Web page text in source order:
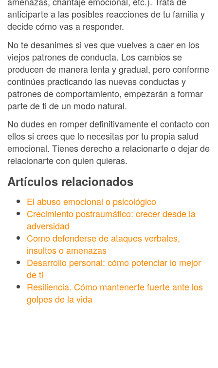
anticiparte a las posibles reacciones de tu familia y
decide cómo vas a responder.
No te desanimes si ves que vuelves a caer en los
viejos patrones de conducta. Los cambios se
producen de manera lenta y gradual, pero conforme
continúes practicando las nuevas conductas y
patrones de comportamiento, empezarán a formar
parte de ti de un modo natural.
No dudes en romper definitivamente el contacto con
ellos si crees que lo necesitas por tu propia salud
emocional. Tienes derecho a relacionarte o dejar de
relacionarte con quien quieras.
Artículos relacionados
El abuso emocional o psicológico
Crecimiento postraumático: crecer desde la
adversidad
Como defenderse de ataques verbales,
insultos o amenazas
Desarrollo personal: cómo potenciar lo mejor
de ti
Resiliencia. Cómo mantenerte fuerte ante los
golpes de la vida